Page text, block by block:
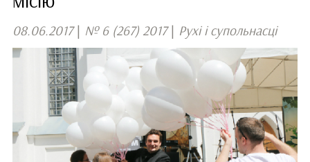
08.06.2017| № 6 (267) 2017 | Рухі і супольнасці